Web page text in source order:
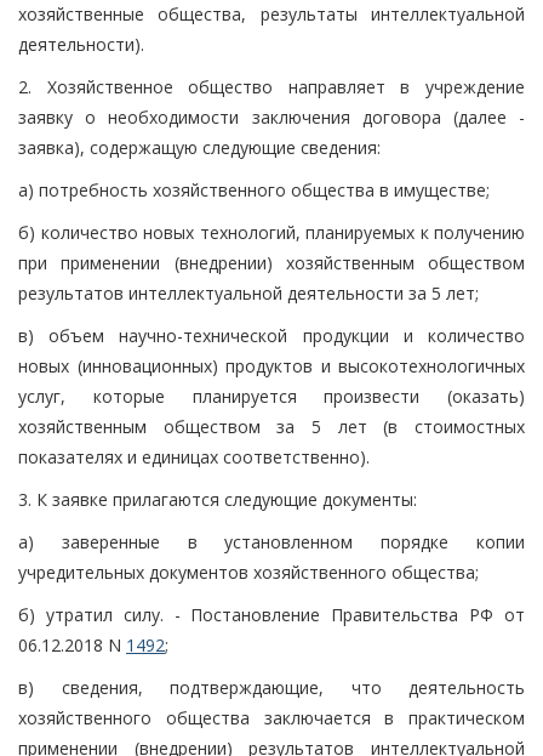
хозяйственные общества, результаты интеллектуальной
деятельности).
2. Хозяйственное общество направляет в учреждение
заявку о необходимости заключения договора (далее -
заявка), содержащую следующие сведения:
а) потребность хозяйственного общества в имуществе;
б) количество новых технологий, планируемых к получению
при применении (внедрении) хозяйственным обществом
результатов интеллектуальной деятельности за 5 лет;
в) объем научно-технической продукции и количество
новых (инновационных) продуктов и высокотехнологичных
услуг, которые планируется произвести (оказать)
хозяйственным обществом за 5 лет (в стоимостных
показателях и единицах соответственно).
3. К заявке прилагаются следующие документы:
а) заверенные в установленном порядке копии
учредительных документов хозяйственного общества;
б) утратил силу. - Постановление Правительства РФ от
06.12.2018 N 1492;
в) сведения, подтверждающие, что деятельность
хозяйственного общества заключается в практическом
применении (внедрении) результатов интеллектуальной